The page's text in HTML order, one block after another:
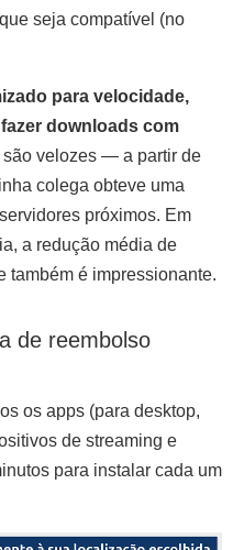
seja compatível (no
para velocidade,
downloads com
velozes — a partir de
colega obteve uma
próximos. Em
a redução média de
também é impressionante.
de reembolso
os apps (para desktop,
de streaming e
para instalar cada um